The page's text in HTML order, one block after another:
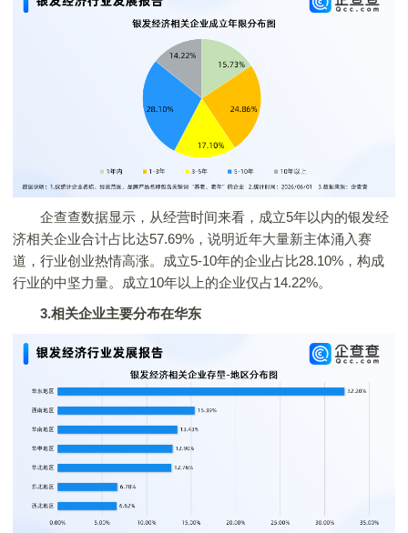
企查查数据显示，从经营时间来看，成立5年以内的银发经
济相关企业合计占比达57.69%，说明近年大量新主体涌入赛
道，行业创业热情高涨。成立5-10年的企业占比28.10%，构成
行业的中坚力量。成立10年以上的企业仅占14.22%。
3.相关企业主要分布在华东